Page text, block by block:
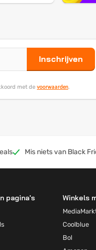
Inschrijven
met de voorwaarden.
Mis niets van Black
pagina's Winkels
Coolblue
Bol